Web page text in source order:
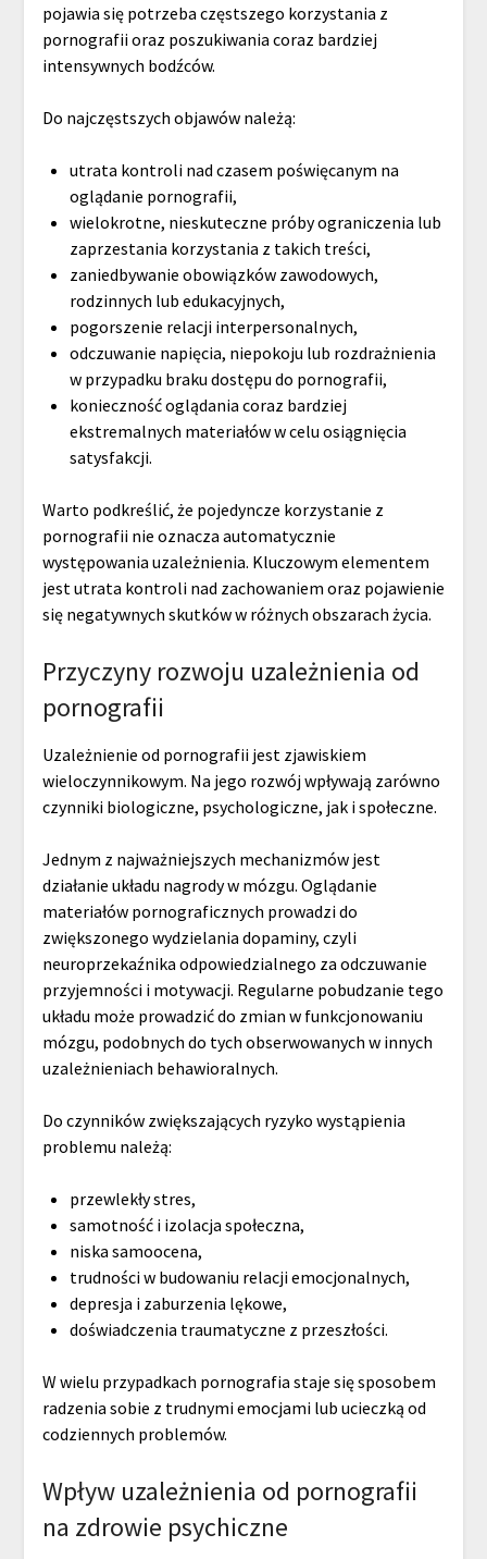
pojawia się potrzeba częstszego korzystania z
pornografii oraz poszukiwania coraz bardziej
intensywnych bodźców.
Do najczęstszych objawów należą:
utrata kontroli nad czasem poświęcanym na
oglądanie pornografii,
wielokrotne, nieskuteczne próby ograniczenia lub
zaprzestania korzystania z takich treści,
zaniedbywanie obowiązków zawodowych,
rodzinnych lub edukacyjnych,
pogorszenie relacji interpersonalnych,
odczuwanie napięcia, niepokoju lub rozdrażnienia
w przypadku braku dostępu do pornografii,
konieczność oglądania coraz bardziej
ekstremalnych materiałów w celu osiągnięcia
satysfakcji.
Warto podkreślić, że pojedyncze korzystanie z
pornografii nie oznacza automatycznie
występowania uzależnienia. Kluczowym elementem
jest utrata kontroli nad zachowaniem oraz pojawienie
się negatywnych skutków w różnych obszarach życia.
Przyczyny rozwoju uzależnienia od
pornografii
Uzależnienie od pornografii jest zjawiskiem
wieloczynnikowym. Na jego rozwój wpływają zarówno
czynniki biologiczne, psychologiczne, jak i społeczne.
Jednym z najważniejszych mechanizmów jest
działanie układu nagrody w mózgu. Oglądanie
materiałów pornograficznych prowadzi do
zwiększonego wydzielania dopaminy, czyli
neuroprzekaźnika odpowiedzialnego za odczuwanie
przyjemności i motywacji. Regularne pobudzanie tego
układu może prowadzić do zmian w funkcjonowaniu
mózgu, podobnych do tych obserwowanych w innych
uzależnieniach behawioralnych.
Do czynników zwiększających ryzyko wystąpienia
problemu należą:
przewlekły stres,
samotność i izolacja społeczna,
niska samoocena,
trudności w budowaniu relacji emocjonalnych,
depresja i zaburzenia lękowe,
doświadczenia traumatyczne z przeszłości.
W wielu przypadkach pornografia staje się sposobem
radzenia sobie z trudnymi emocjami lub ucieczką od
codziennych problemów.
Wpływ uzależnienia od pornografii
na zdrowie psychiczne